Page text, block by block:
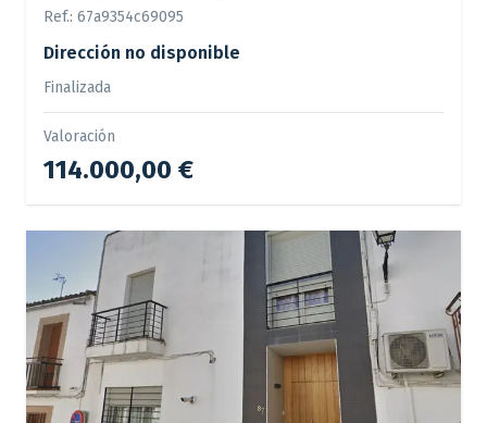
Ref.: 67a9354c69095
Dirección no disponible
Finalizada
Valoración
114.000,00 €